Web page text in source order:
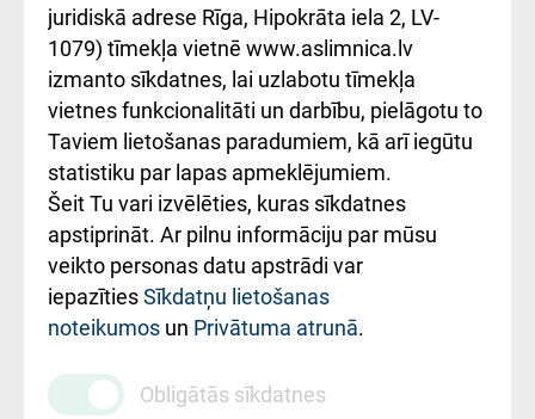
kārtība
Kā pie mums nokļūt
Rēķinu apmaksas
ceļvedis
Rekvizīti un
ārstniecības
iestādes kods
010000234
Maksas
Україною
juridiskā adrese Rīga, Hipokrāta iela 2, LV-
1079) tīmekļa vietnē www.aslimnica.lv
izmanto sīkdatnes, lai uzlabotu tīmekļa
vietnes funkcionalitāti un darbību, pielāgotu to
Taviem lietošanas paradumiem, kā arī iegūtu
statistiku par lapas apmeklējumiem.
Šeit Tu vari izvēlēties, kuras sīkdatnes
apstiprināt. Ar pilnu informāciju par mūsu
veikto personas datu apstrādi var
iepazītiesSīkdatņu lietošanas
noteikumos un Privātuma atrunā.
Obligātās sīkdatnes